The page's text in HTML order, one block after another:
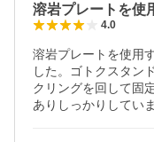
溶岩プレートを使
4.0
溶岩プレートを使用
した。ゴトクスタン
クリングを回して固
ありしっかりしていま